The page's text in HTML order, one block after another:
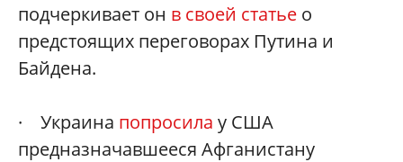
подчеркивает он в своей статье о
предстоящих переговорах Путина и
Байдена.
· Украина попросила у США
предназначавшееся Афганистану